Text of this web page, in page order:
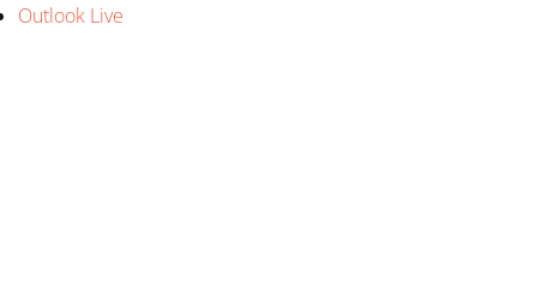
Outlook Live